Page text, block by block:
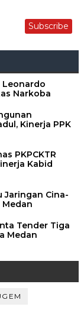
Subscribe
Leonardo
Narkoba
Kinerja PPK
PKPCKTR
Kabid
Jaringan Cina-
Tender Tiga
Medan